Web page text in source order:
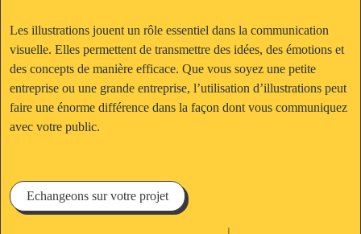
Les illustrations jouent un rôle essentiel dans la communication
visuelle. Elles permettent de transmettre des idées, des émotions et
des concepts de manière efficace. Que vous soyez une petite
entreprise ou une grande entreprise, l’utilisation d’illustrations peut
faire une énorme différence dans la façon dont vous communiquez
avec votre public.
Echangeons sur votre projet